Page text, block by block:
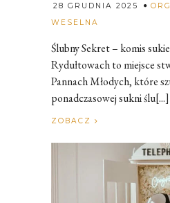
28 GRUDNIA 2025
WESELNA
Ślubny Sekret – komis
Rydułtowach to miejsce
Pannach Młodych, które
ponadczasowej sukni ślu[...]
ZOBACZ